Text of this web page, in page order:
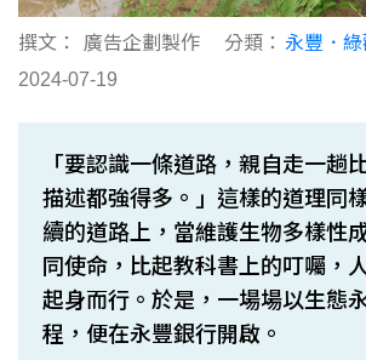
撰文： 廣告企劃製作 分類： 永豐．
2024-07-19
「要認識一條道路，親自走一趟
描述都強得多。」這樣的道理同
續的道路上，當維護生物多樣性
同使命，比起教科書上的叮囑，
起身而行。於是，一場場以生態
程，便在永豐銀行開啟。